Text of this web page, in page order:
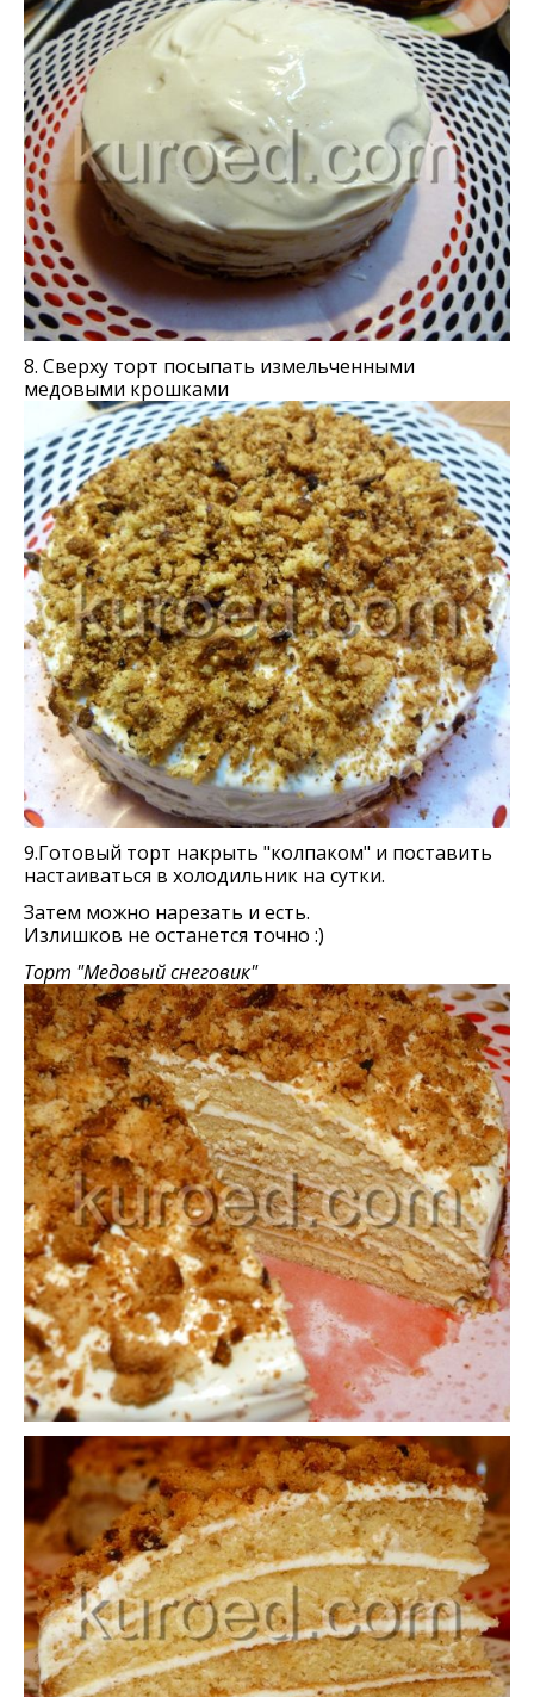
8. Сверху торт посыпать измельченными
медовыми крошками
9.Готовый торт накрыть "колпаком" и поставить
настаиваться в холодильник на сутки.
Затем можно нарезать и есть.
Излишков не останется точно :)
Торт "Медовый снеговик"